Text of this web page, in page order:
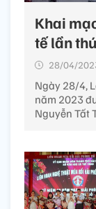
Khai
tế lần
28/04/
Ngày 28/4,
năm 2023
Nguyễn Tất